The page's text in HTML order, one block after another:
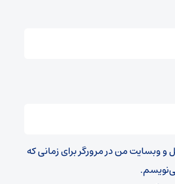
و وبسایت من در مرورگر برای زمانی که